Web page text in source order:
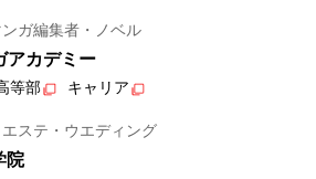
ガ編集者・ノベル
アカデミー
等部 キャリア
ステ・ウエディング
院